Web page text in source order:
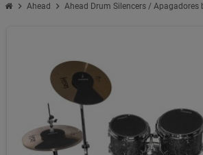
chevron_right Ahead chevron_right Ahead Drum Silencers / Apagadores